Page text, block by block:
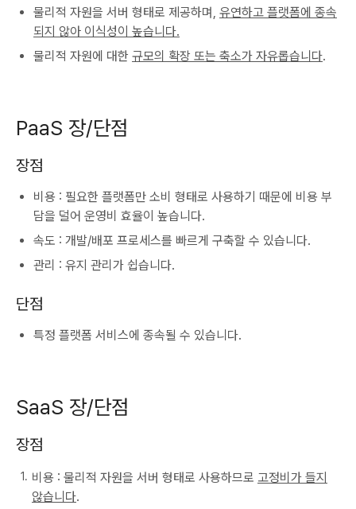
물리적 자원을 서버 형태로 제공하며, 유연하고 플랫폼에 종속
되지 않아 이식성이 높습니다.
물리적 자원에 대한 규모의 확장 또는 축소가 자유롭습니다.
PaaS 장/단점
장점
비용 : 필요한 플랫폼만 소비 형태로 사용하기 때문에 비용 부
담을 덜어 운영비 효율이 높습니다.
속도 : 개발/배포 프로세스를 빠르게 구축할 수 있습니다.
관리 : 유지 관리가 쉽습니다.
단점
특정 플랫폼 서비스에 종속될 수 있습니다.
SaaS 장/단점
장점
비용 : 물리적 자원을 서버 형태로 사용하므로 고정비가 들지
않습니다.